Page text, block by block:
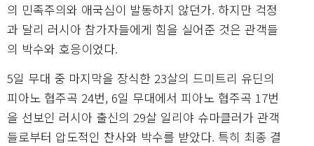
의 민족주의와 애국심이 발동하지 않던가. 하지만 걱정
과 달리 러시아 참가자들에게 힘을 실어준 것은 관객들
의 박수와 호응이었다.
5일 무대 중 마지막을 장식한 23살의 드미트리 유딘의
피아노 협주곡 24번, 6일 무대에서 피아노 협주곡 17번
을 선보인 러시아 출신의 29살 일리야 슈마클러가 관객
들로부터 압도적인 찬사와 박수를 받았다. 특히 최종 결